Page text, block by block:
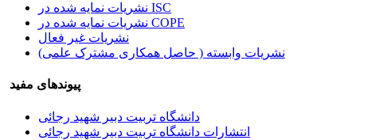
نشریات نمایه شده در ISC
نشریات نمایه شده در COPE
نشریات غیر فعال
نشریات وابسته ( حاصل همکاری مشترک علمی)
پیوندهای مفید
دانشگاه تربیت دبیر شهید رجائی
انتشارات دانشگاه تربیت دبیر شهید رجائی